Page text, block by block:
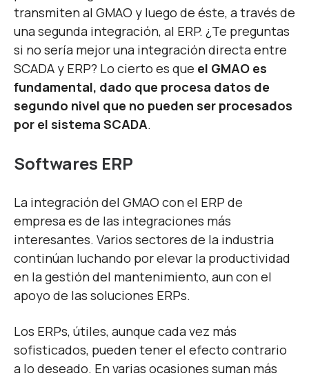
transmiten al GMAO y luego de éste, a través de
una segunda integración, al ERP. ¿Te preguntas
si no sería mejor una integración directa entre
SCADA y ERP? Lo cierto es que el GMAO es
fundamental, dado que procesa datos de
segundo nivel que no pueden ser procesados
por el sistema SCADA.
Softwares ERP
La integración del GMAO con el ERP de
empresa es de las integraciones más
interesantes. Varios sectores de la industria
continúan luchando por elevar la productividad
en la gestión del mantenimiento, aun con el
apoyo de las soluciones ERPs.
Los ERPs, útiles, aunque cada vez más
sofisticados, pueden tener el efecto contrario
a lo deseado. En varias ocasiones suman más